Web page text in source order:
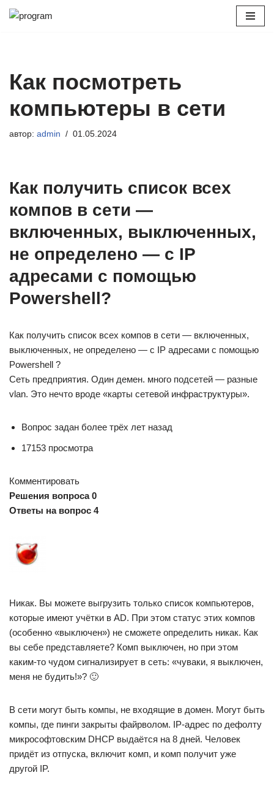
Как посмотреть
компьютеры в сети
автор: admin 01.05.2024
Как получить список всех
компов в сети —
включенных, выключенных,
не определено — с IP
адресами с помощью
Powershell?
Как получить список всех компов в сети — включенных,
выключенных, не определено — с IP адресами с помощью
Powershell ?
Сеть предприятия. Один демен. много подсетей — разные
vlan. Это нечто вроде «карты сетевой инфраструктуры».
Вопрос задан более трёх лет назад
17153 просмотра
Комментировать
Решения вопроса 0
Ответы на вопрос 4
Никак. Вы можете выгрузить только список компьютеров,
которые имеют учётки в AD. При этом статус этих компов
(особенно «выключен») не сможете определить никак. Как
вы себе представляете? Комп выключен, но при этом
каким-то чудом сигнализирует в сеть: «чуваки, я выключен,
меня не будить!»? 🙂
В сети могут быть компы, не входящие в домен. Могут быть
компы, где пинги закрыты файрволом. IP-адрес по дефолту
микрософтовским DHCP выдаётся на 8 дней. Человек
придёт из отпуска, включит комп, и комп получит уже
другой IP.